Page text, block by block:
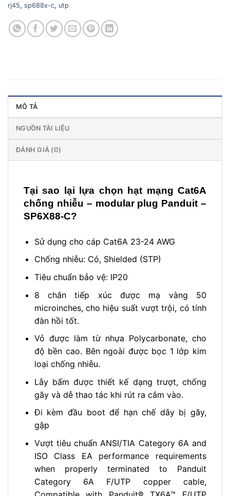
rj45, sp688x-c, utp
MÔ TẢ
NGUỒN TÀI LIỆU
ĐÁNH GIÁ (0)
Tại sao lại lựa chọn hạt mạng Cat6A
chống nhiễu – modular plug Panduit –
SP6X88-C?
Sử dụng cho cáp Cat6A 23-24 AWG
Chống nhiễu: Có, Shielded (STP)
Tiêu chuẩn bảo vệ: IP20
8 chân tiếp xúc được mạ vàng 50
microinches, cho hiệu suất vượt trội, có tính
đàn hồi tốt.
Vỏ được làm từ nhựa Polycarbonate, cho
độ bền cao. Bên ngoài được bọc 1 lớp kim
loại chống nhiễu.
Lẫy bấm được thiết kế dạng trượt, chống
gãy và dễ thao tác khi rút ra cắm vào.
Đi kèm đầu boot để hạn chế dây bị gãy,
gập
Vượt tiêu chuẩn ANSI/TIA Category 6A and
ISO Class EA performance requirements
when properly terminated to Panduit
Category 6A F/UTP copper cable,